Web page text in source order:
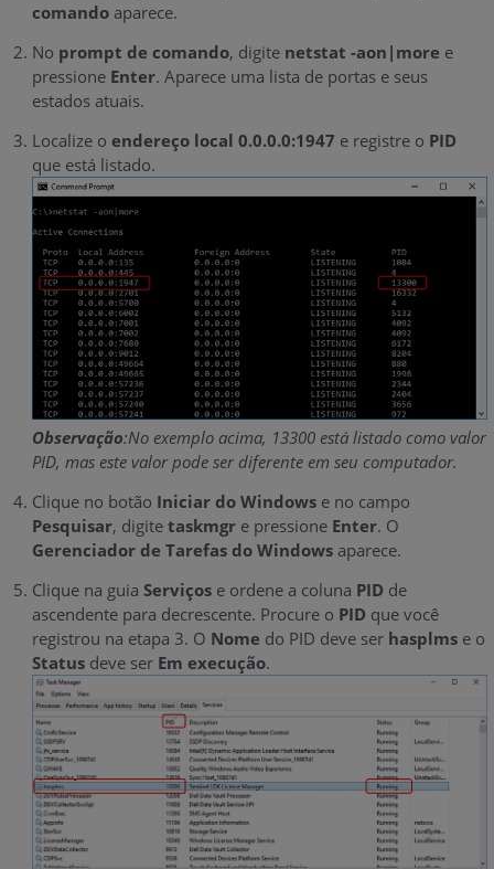
comandoaparece.
No prompt de comando, digite netstat -aon|more e
pressione Enter. Aparece uma lista de portas e seus
estados atuais.
Localize o endereço local 0.0.0.0:1947 e registre o PID
que está listado.
Observação:No exemplo acima, 13300 está listado como valor
PID, mas este valor pode ser diferente em seu computador.
Clique no botão Iniciar do Windowse no campo
Pesquisar, digite taskmgr e pressione Enter. O
Gerenciador de Tarefas do Windowsaparece.
Clique na guia Serviços e ordene a coluna PID de
ascendente para decrescente. Procure o PID que você
registrou na etapa 3. O Nome do PID deve ser hasplms e o
Status deve ser Em execução.